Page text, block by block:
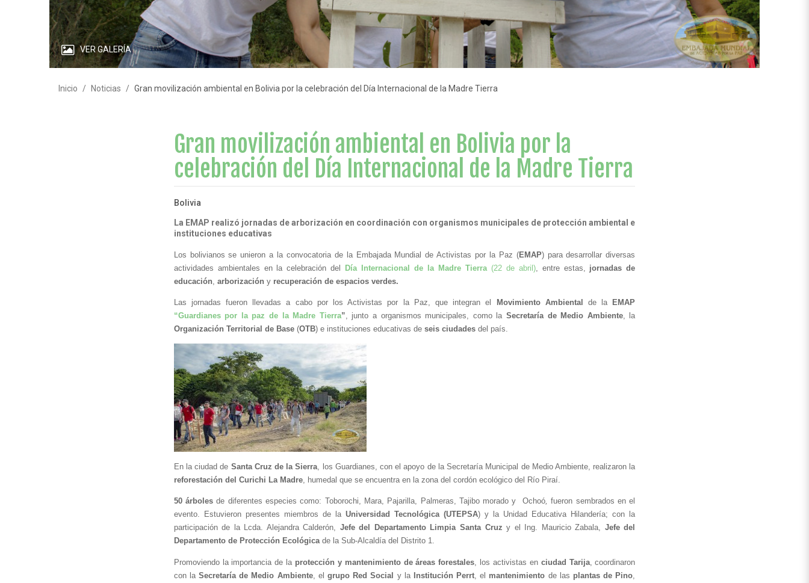
VER GALERÍA
Inicio Noticias Gran movilización ambiental en Bolivia por la celebración del Día Internacional de la Madre Tierra
Gran movilización ambiental en Bolivia por la
celebración del Día Internacional de la Madre Tierra
Bolivia
La EMAP realizó jornadas de arborización en coordinación con organismos municipales de protección ambiental e
instituciones educativas
Los bolivianos se unieron a la convocatoria de la Embajada Mundial de Activistas por la Paz (EMAP) para desarrollar diversas
actividades ambientales en la celebración del
Día Internacional de la Madre Tierra (22 de abril), entre estas, jornadas de
educación, arborización y recuperación de espacios verdes.
Las jornadas fueron llevadas a cabo por los Activistas por la Paz, que integran el Movimiento Ambiental de la
“Guardianes por la paz de la Madre Tierra”, junto a organismos municipales, como la Secretaría de Medio Ambiente
, la
Organización Territorial de Base (OTB) e instituciones educativas de seis ciudades del país.
En la ciudad de Santa Cruz de la Sierra
reforestación del Curichi La Madre, humedal que se encuentra en la zona del cordón ecológico del Río Piraí.
50 árboles de diferentes especies como: Toborochi, Mara, Pajarilla, Palmeras, Tajibo morado y  Ochoó, fueron sembrados en el
evento. Estuvieron presentes miembros de la Universidad Tecnológica (UTEPSA) y la Unidad Educativa Hilandería; con la
participación de la Lcda. Alejandra Calderón, Jefe del Departamento Limpia Santa Cruz y el Ing. Mauricio Zabala, Jefe del
Departamento de Protección Ecológica de la Sub-Alcaldía del Distrito 1.
Promoviendo la importancia de la protección y mantenimiento de áreas forestales , los activistas en ciudad Tarija, coordinaron
con la Secretaría de Medio Ambiente, el grupo Red Social y la Institución Perrt , el mantenimiento de las plantas de Pino